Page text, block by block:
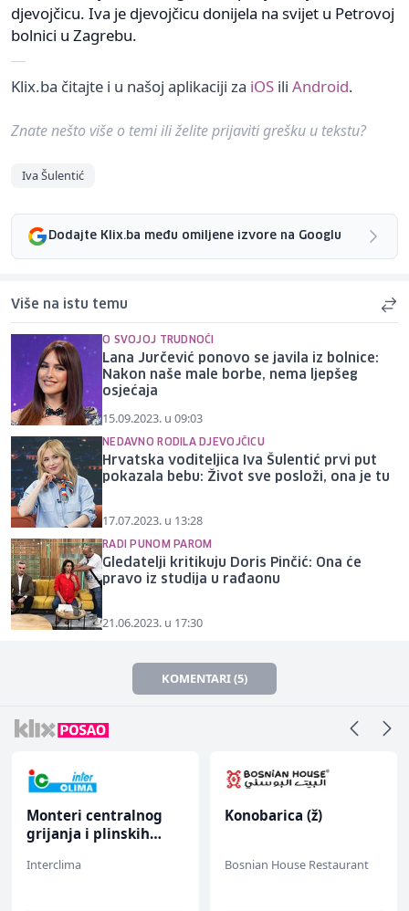
djevojčicu. Iva je djevojčicu donijela na svijet u Petrovoj
bolnici u Zagrebu.
Klix.ba čitajte i u našoj aplikaciji za iOS ili Android.
Znate nešto više o temi ili želite prijaviti grešku u tekstu?
Iva Šulentić
Dodajte Klix.ba među omiljene izvore na Googlu
Više na istu temu
O SVOJOJ TRUDNOĆI
Lana Jurčević ponovo se javila iz bolnice:
Nakon naše male borbe, nema ljepšeg
osjećaja
15.09.2023. u 09:03
NEDAVNO RODILA DJEVOJČICU
Hrvatska voditeljica Iva Šulentić prvi put
pokazala bebu: Život sve posloži, ona je tu
17.07.2023. u 13:28
RADI PUNOM PAROM
Gledatelji kritikuju Doris Pinčić: Ona će
pravo iz studija u rađaonu
21.06.2023. u 17:30
KOMENTARI (5)
Monteri centralnog
grijanja i plinskih
Interclima
Konobarica (ž)
Bosnian House Restaurant